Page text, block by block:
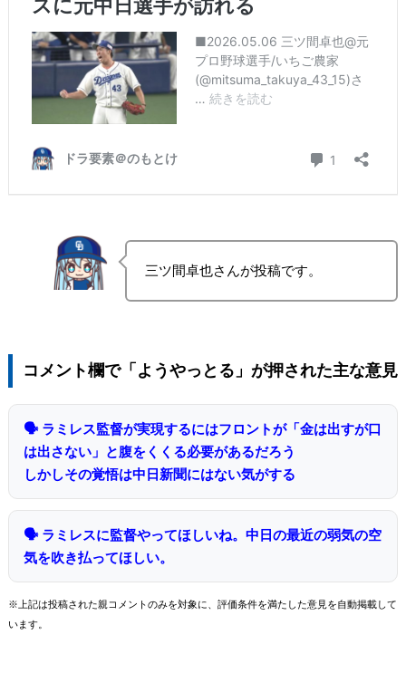
三ツ間卓也さんが投稿です。
コメント欄で「ようやっとる」が押された主な意見
🗣 ラミレス監督が実現するにはフロントが「金は出すが口
は出さない」と腹をくくる必要があるだろう
しかしその覚悟は中日新聞にはない気がする
🗣 ラミレスに監督やってほしいね。中日の最近の弱気の空
気を吹き払ってほしい。
※上記は投稿された親コメントのみを対象に、評価条件を満たした意見を自動掲載して
います。